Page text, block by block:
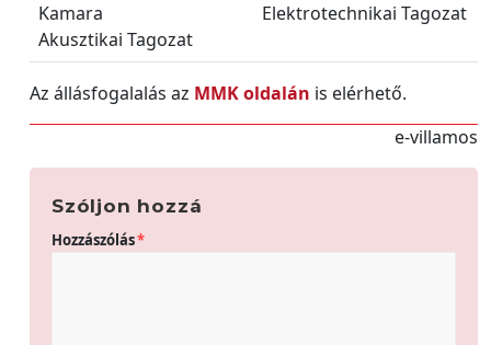
Kamara
Akusztikai Tagozat
Elektrotechnikai Tagozat
Az állásfogalalás az MMK oldalán is elérhető.
e-villamos
Szóljon hozzá
Hozzászólás*